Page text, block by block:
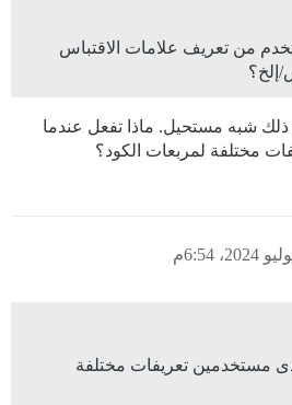
من تعريف علامات الاقتباس
إلخ؟
ذلك شبه مستحيل. ماذا تفعل عندما
مختلفة لمربعات الكود؟
مستخدمين تعريفات مختلفة